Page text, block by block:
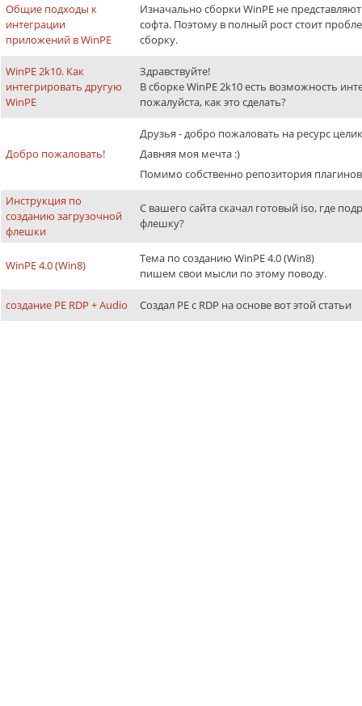
Общие подходы к
интеграции
приложений в WinPE
Изначально сборки WinPE не
софта. Поэтому в полный рост стоит
сборку.
WinPE 2k10. Как
интегрировать другую
WinPE
Здравствуйте!
В сборке WinPE 2k10 есть возможность
пожалуйста, как это сделать?
Добро пожаловать!
Друзья - добро пожаловать на ресурс
Давняя моя мечта :)
Помимо собственно репозитория
Инструкция по
созданию загрузочной
флешки
С вашего сайта скачал готовый iso, где
флешку?
WinPE 4.0 (Win8)
Тема по созданию WinPE 4.0 (Win8)
пишем свои мысли по этому поводу.
создание PE RDP + Audio Создал PE c RDP на основе вот этой статьи